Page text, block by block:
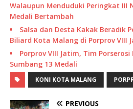
Walaupun Menduduki Peringkat III
Medali Bertambah
Salsa dan Desta Kakak Beradik
Biliard Kota Malang di Porprov VIII
Porprov VIII Jatim, Tim
Sumbang 13 Medali
KONI KOTA MALANG
PREVIOUS